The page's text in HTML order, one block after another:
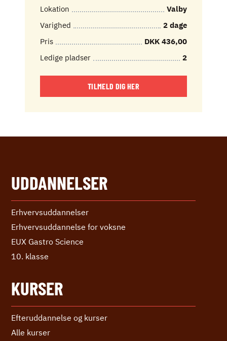
Lokation
Valby
Varighed
2 dage
Pris
DKK 436,00
Ledige pladser
2
TILMELD DIG HER
UDDANNELSER
Erhvervs­uddannelser
Erhvervs­uddannelse ­for voksne
EUX Gastro Science
10. klasse
KURSER
Efteruddannelse og kurser
Alle kurser